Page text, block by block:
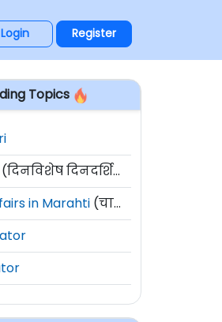
Login Register
Topics
(दिनविशेष दिनदर्शिका)
in Marahti (चालू घडामोडी)